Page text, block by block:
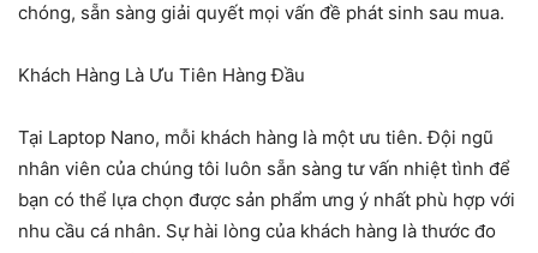
chóng, sẵn sàng giải quyết mọi vấn đề phát sinh sau mua.
Khách Hàng Là Ưu Tiên Hàng Đầu
Tại Laptop Nano, mỗi khách hàng là một ưu tiên. Đội ngũ
nhân viên của chúng tôi luôn sẵn sàng tư vấn nhiệt tình để
bạn có thể lựa chọn được sản phẩm ưng ý nhất phù hợp với
nhu cầu cá nhân. Sự hài lòng của khách hàng là thước đo